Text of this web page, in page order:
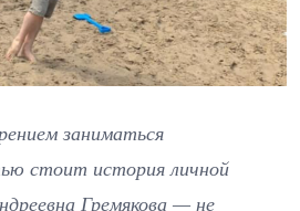
заниматься
стоит история личной
Гремякова — не